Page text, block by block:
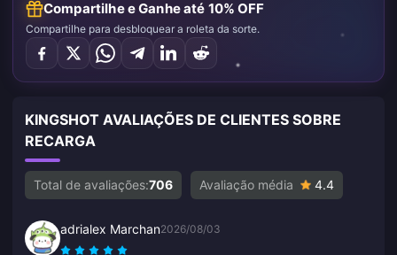
Compartilhe e Ganhe até 10% OFF
Compartilhe para desbloquear a roleta da sorte.
KINGSHOT AVALIAÇÕES DE CLIENTES SOBRE
RECARGA
Total de avaliações:706 Avaliação média 4.4
adrialex Marchan2026/08/03